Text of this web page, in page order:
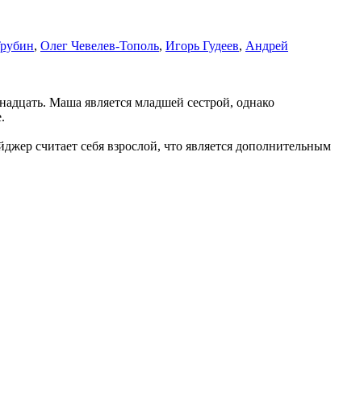
, Олег Чевелев-Тополь, Игорь Гудеев, Андрей
Маша является младшей сестрой, однако
считает себя взрослой, что является дополнительным